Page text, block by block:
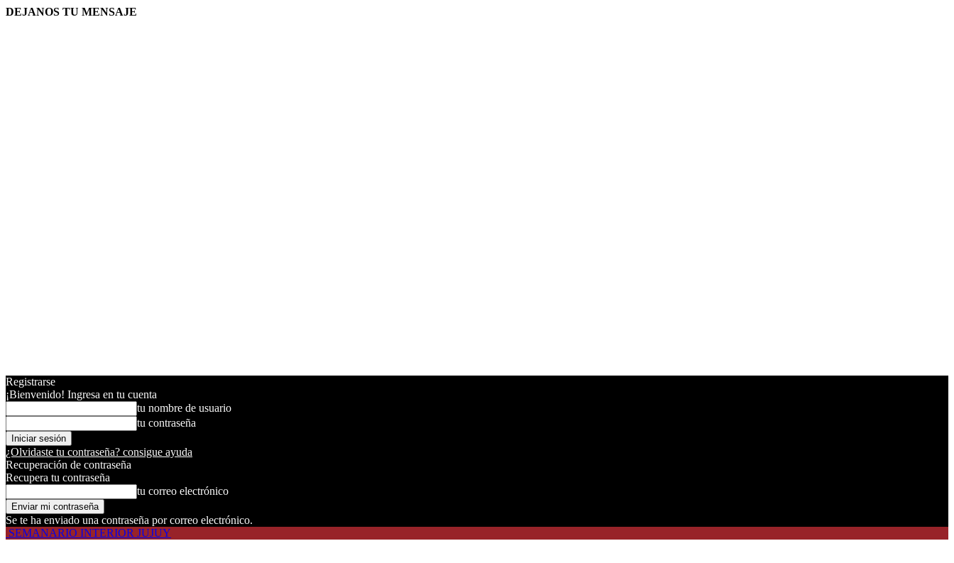
DEJANOS TU MENSAJE
Registrarse
¡Bienvenido! Ingresa en tu cuenta
tu nombre de usuario
tu contraseña
¿Olvidaste tu contraseña? consigue ayuda
Recuperación de contraseña
Recupera tu contraseña
tu correo electrónico
Se te ha enviado una contraseña por correo electrónico.
SEMANARIO INTERIOR JUJUY